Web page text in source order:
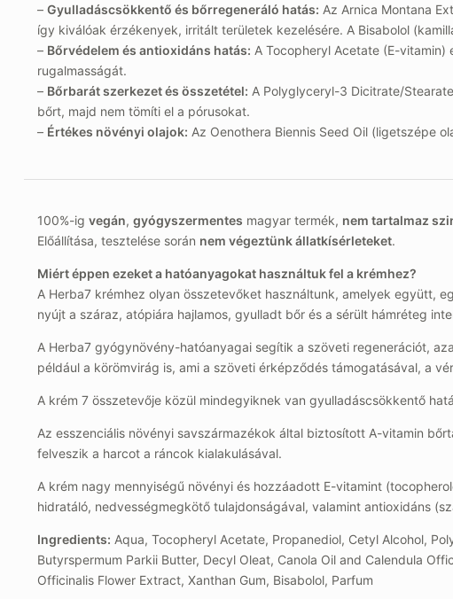
– Gyulladáscsökkentő és bőrregeneráló hatás: Az Arnica Montana
így kiválóak érzékenyek, irritált területek kezelésére. A Bisabolol
– Bőrvédelem és antioxidáns hatás: A Tocopheryl Acetate (E-
rugalmasságát.
– Bőrbarát szerkezet és összetétel: A Polyglyceryl-3 Dicitrate/
bőrt, majd nem tömíti el a pórusokat.
– Értékes növényi olajok: Az Oenothera Biennis Seed Oil (ligetszépe
100%-ig vegán, gyógyszermentes magyar termék, nem tartalmaz
Előállítása, tesztelése során nem végeztünk állatkísérleteket.
Miért éppen ezeket a hatóanyagokat használtuk fel a krémhez?
A Herba7 krémhez olyan összetevőket használtunk, amelyek együtt,
nyújt a száraz, atópiára hajlamos, gyulladt bőr és a sérült hámréteg
A Herba7 gyógynövény-hatóanyagai segítik a szöveti regenerációt,
például a körömvirág is, ami a szöveti érképződés támogatásával, a
A krém 7 összetevője közül mindegyiknek van gyulladáscsökkentő
Az esszenciális növényi savszármazékok által biztosított A-vitamin
felveszik a harcot a ráncok kialakulásával.
A krém nagy mennyiségű növényi és hozzáadott E-vitamint
hidratáló, nedvességmegkötő tulajdonságával, valamint antioxidáns
Ingredients: Aqua, Tocopheryl Acetate, Propanediol, Cetyl Alcohol,
Butyrspermum Parkii Butter, Decyl Oleat, Canola Oil and Calendula
Officinalis Flower Extract, Xanthan Gum, Bisabolol, Parfum